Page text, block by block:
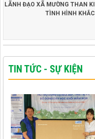
LÃNH ĐẠO XÃ MƯỜNG THAN
TÌNH HÌNH
TIN TỨC - SỰ KIỆN